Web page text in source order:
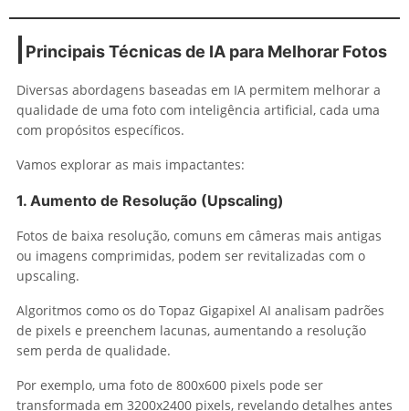
Principais Técnicas de IA para Melhorar Fotos
Diversas abordagens baseadas em IA permitem melhorar a
qualidade de uma foto com inteligência artificial, cada uma
com propósitos específicos.
Vamos explorar as mais impactantes:
1. Aumento de Resolução (Upscaling)
Fotos de baixa resolução, comuns em câmeras mais antigas
ou imagens comprimidas, podem ser revitalizadas com o
upscaling.
Algoritmos como os do Topaz Gigapixel AI analisam padrões
de pixels e preenchem lacunas, aumentando a resolução
sem perda de qualidade.
Por exemplo, uma foto de 800x600 pixels pode ser
transformada em 3200x2400 pixels, revelando detalhes antes